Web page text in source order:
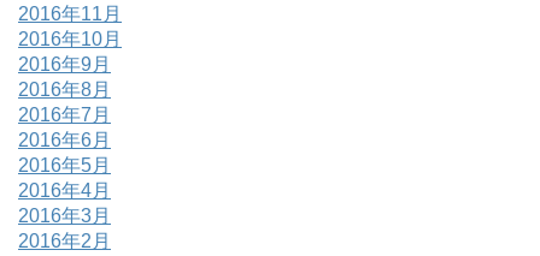
2016年11月
2016年10月
2016年9月
2016年8月
2016年7月
2016年6月
2016年5月
2016年4月
2016年3月
2016年2月